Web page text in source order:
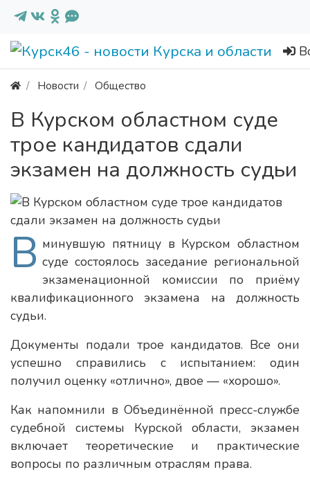
Новости Общество
В Курском областном суде
трое кандидатов сдали
экзамен на должность судьи
В минувшую пятницу в Курском областном
суде состоялось заседание региональной
экзаменационной комиссии по приёму
квалификационного экзамена на должность
судьи.
Документы подали трое кандидатов. Все они
успешно справились с испытанием: один
получил оценку «отлично», двое — «хорошо».
Как напомнили в Объединённой пресс-службе
судебной системы Курской области, экзамен
включает теоретические и практические
вопросы по различным отраслям права.